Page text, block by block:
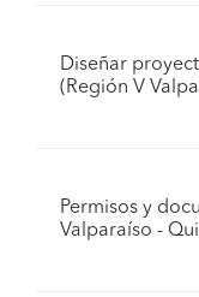
Diseñar
(Región V
Permisos y
Valparaíso -